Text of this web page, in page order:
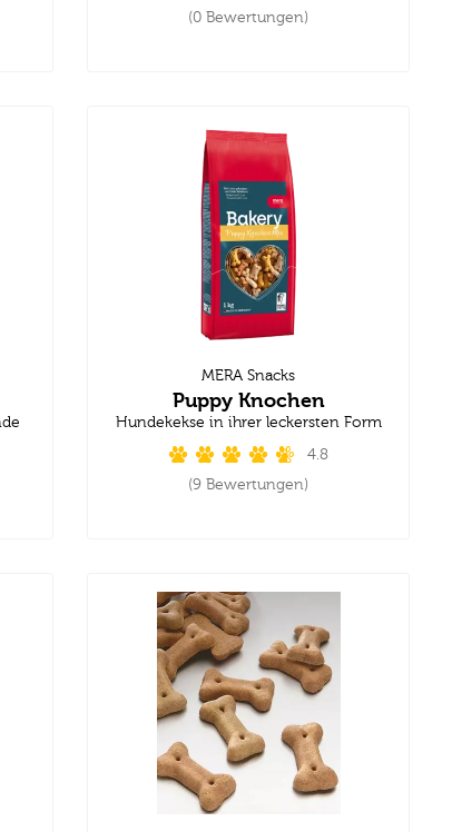
(0 Bewertungen)
MERA Snacks
Puppy Knochen
Hundekekse in ihrer leckersten Form
4.8
(9 Bewertungen)